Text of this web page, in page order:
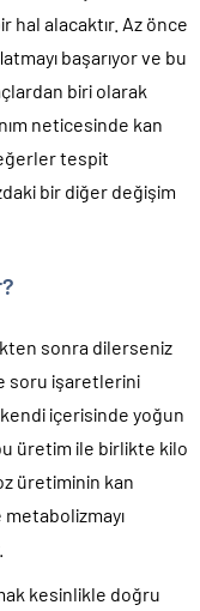
hal alacaktır. Az önce
başarıyor ve bu
biri olarak
neticesinde kan
tespit
bir diğer değişim
sonra dilerseniz
soru işaretlerini
içerisinde yoğun
üretim ile birlikte kilo
üretiminin kan
kesinlikle doğru